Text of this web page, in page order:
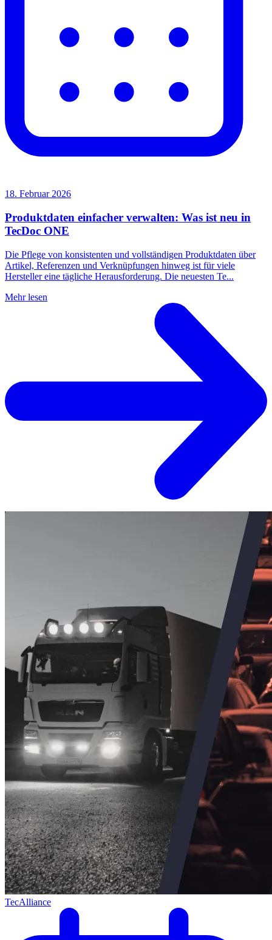
18. Februar 2026
Produktdaten einfacher verwalten: Was ist neu in
TecDoc ONE
Die Pflege von konsistenten und vollständigen Produktdaten über
Artikel, Referenzen und Verknüpfungen hinweg ist für viele
Hersteller eine tägliche Herausforderung. Die neuesten Te...
Mehr lesen
TecAlliance